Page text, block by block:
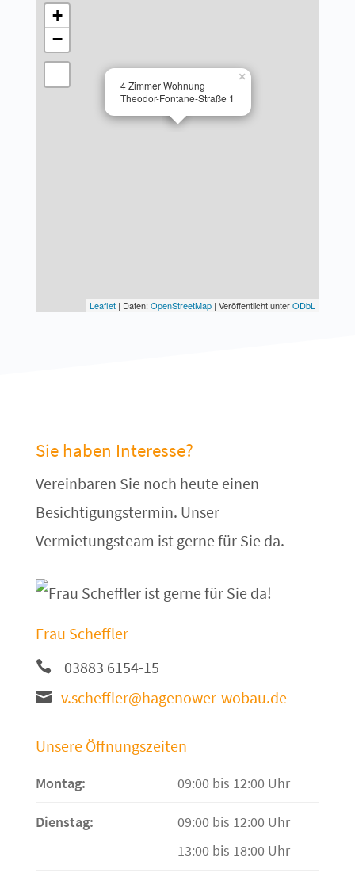
4 Zimmer Wohnung
Theodor-Fontane-Straße 1
×
+
−
Leaflet | Daten:OpenStreetMap | Veröffentlicht unterODbL
Sie haben Interesse?
Vereinbaren Sie noch heute einen
Besichtigungstermin. Unser
Vermietungsteam ist gerne für Sie da.
Frau Scheffler
03883 6154-15
v.scheffler@hagenower-wobau.de
Unsere Öffnungszeiten
Montag: 09:00 bis 12:00 Uhr
Dienstag:
09:00 bis 12:00 Uhr
13:00 bis 18:00 Uhr